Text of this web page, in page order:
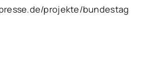
projekte/bundestag